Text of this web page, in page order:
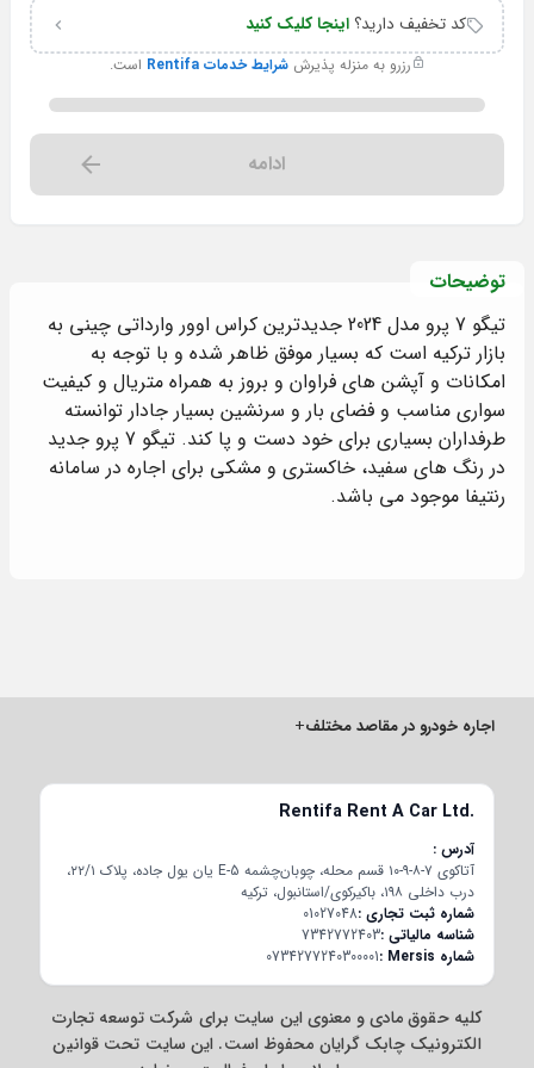
کد تخفیف دارید؟اینجا کلیک کنید
رزرو به منزله پذیرششرایط خدمات Rentifa است.
ادامه
توضیحات
تیگو 7 پرو مدل 2024 جدیدترین کراس اوور وارداتی چینی به
بازار ترکیه است که بسیار موفق ظاهر شده و با توجه به
امکانات و آپشن های فراوان و بروز به همراه متریال و کیفیت
سواری مناسب و فضای بار و سرنشین بسیار جادار توانسته
طرفداران بسیاری برای خود دست و پا کند. تیگو 7 پرو جدید
در رنگ های سفید، خاکستری و مشکی برای اجاره در سامانه
رنتیفا موجود می باشد.
اجاره خودرو در مقاصد مختلف+
Rentifa Rent A Car Ltd.
آدرس
آتاکوی ۷-۸-۹-۱۰ قسم محله، چوبان‌چشمه E-5 یان یول جاده، پلاک ۲۲/۱،
درب داخلی ۱۹۸، باکیرکوی/استانبول، ترکیه
شماره ثبت تجاری01027048
شناسه مالیاتی7342772403
شماره Mersis
0734277240300001
کلیه حقوق مادی و معنوی این سایت برای شرکت توسعه تجارت
الکترونیک چابک گرایان محفوظ است. این سایت تحت قوانین